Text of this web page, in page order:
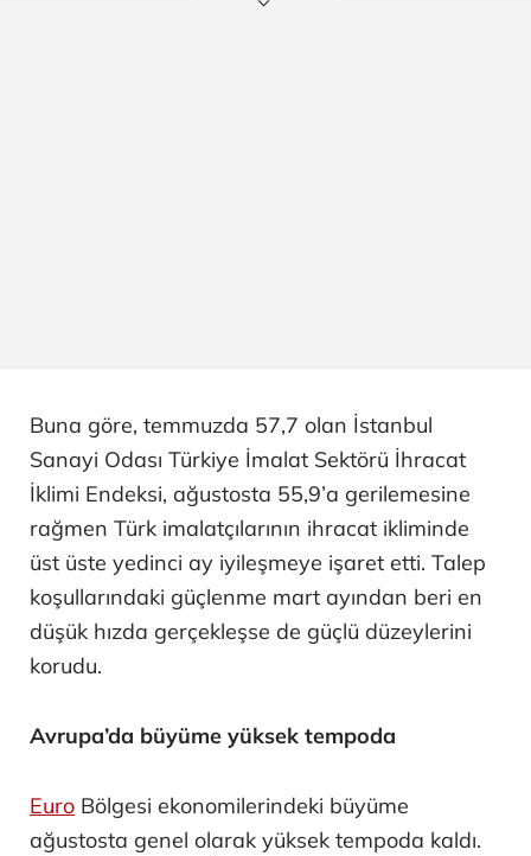
Buna göre, temmuzda 57,7 olan İstanbul
Sanayi Odası Türkiye İmalat Sektörü İhracat
İklimi Endeksi, ağustosta 55,9’a gerilemesine
rağmen Türk imalatçılarının ihracat ikliminde
üst üste yedinci ay iyileşmeye işaret etti. Talep
koşullarındaki güçlenme mart ayından beri en
düşük hızda gerçekleşse de güçlü düzeylerini
korudu.
Avrupa’da büyüme yüksek tempoda
Euro Bölgesi ekonomilerindeki büyüme
ağustosta genel olarak yüksek tempoda kaldı.